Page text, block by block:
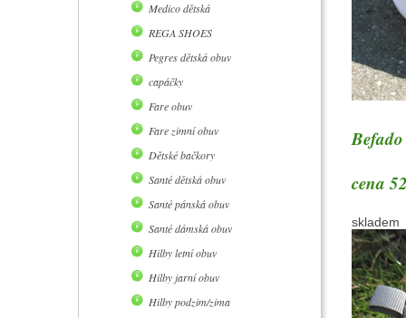
cena
skladem
Medico dětská
REGA SHOES
Pegres dětská obuv
capáčky
Fare obuv
Fare zimní obuv
Dětské bačkory
Santé dětská obuv
Santé pánská obuv
Santé dámská obuv
Hilby letní obuv
Hilby jarní obuv
Hilby podzim/zima